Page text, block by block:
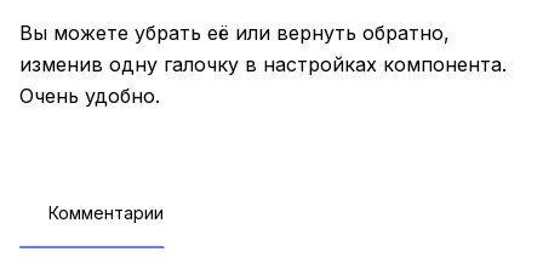
Вы можете убрать её или вернуть обратно,
изменив одну галочку в настройках компонента.
Очень удобно.
Комментарии